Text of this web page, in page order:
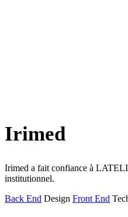
Irimed
Irimed a fait confiance à
institutionnel.
Back End Design Front End